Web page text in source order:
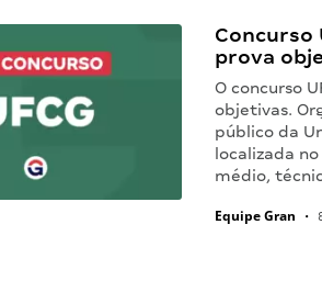
Concurso
prova
O concurso
objetivas.
público da
localizada
médio,
Equipe Gran •